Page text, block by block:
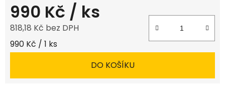
990 Kč / ks
818,18 Kč bez DPH
Měrná cena:
990 Kč / 1 ks
DO KOŠÍKU